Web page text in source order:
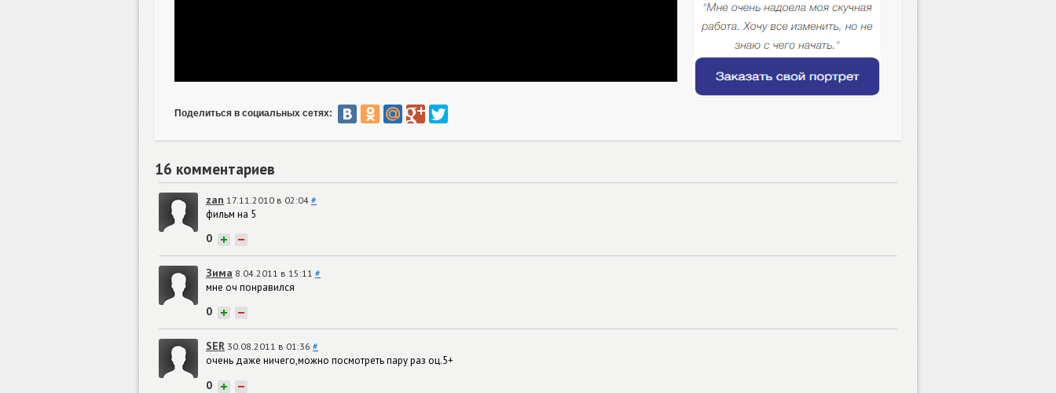
Поделиться в социальных сетях:
16 комментариев
zan 17.11.2010 в 02:04 #
фильм на 5
0 + −
Зима 8.04.2011 в 15:11 #
мне оч понравился
0 + −
SER 30.08.2011 в 01:36 #
очень даже ничего,можно посмотреть пару раз оц.5+
0 + −